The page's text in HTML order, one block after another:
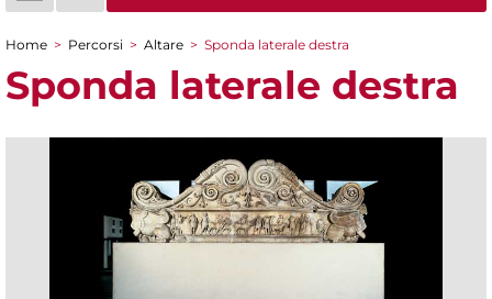
Tu sei qui
Home > Percorsi > Altare > Sponda laterale destra
Sponda laterale destra